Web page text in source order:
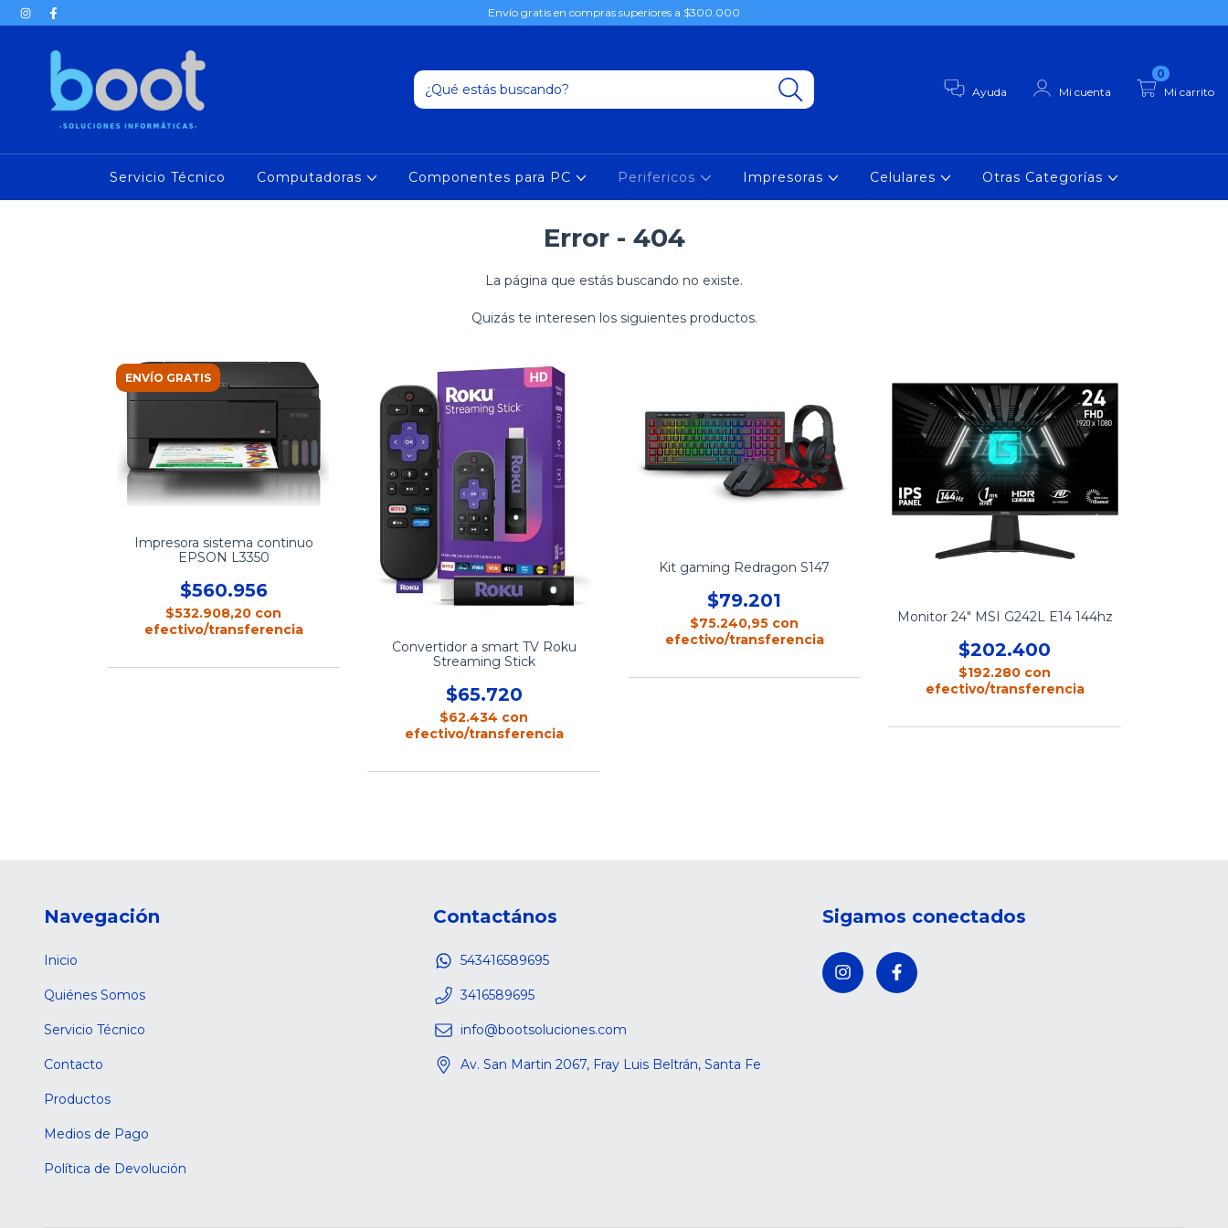
Envío gratis en compras superiores a $300.000
Ayuda Mi cuenta Mi carrito
0
Servicio Técnico Computadoras Componentes para PC Perifericos Impresoras Celulares Otras Categorías
Error - 404
La página que estás buscando no existe.
Quizás te interesen los siguientes productos.
ENVÍO GRATIS
Impresora sistema continuo
EPSON L3350
$560.956
$532.908,20 con
efectivo/transferencia
Convertidor a smart TV Roku
Streaming Stick
$65.720
$62.434 con
efectivo/transferencia
Kit gaming Redragon S147
$79.201
$75.240,95 con
efectivo/transferencia
Monitor 24" MSI G242L E14 144hz
$202.400
$192.280 con
efectivo/transferencia
Navegación
Inicio
Quiénes Somos
Servicio Técnico
Contacto
Productos
Medios de Pago
Política de Devolución
Contactános
543416589695
3416589695
info@bootsoluciones.com
Av. San Martin 2067, Fray Luis Beltrán, Santa Fe
Sigamos conectados